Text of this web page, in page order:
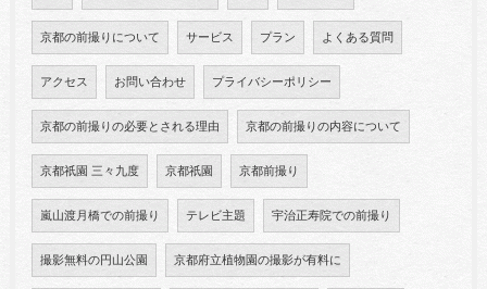
京都の前撮りについて サービス プラン よくある質問
アクセス お問い合わせ プライバシーポリシー
京都の前撮りの必要とされる理由 京都の前撮りの内容について
京都祇園 三々九度 京都祇園 京都前撮り
嵐山渡月橋での前撮り テレビ主題 宇治正寿院での前撮り
撮影無料の円山公園 京都府立植物園の撮影が有料に